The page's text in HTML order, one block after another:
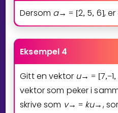
Dersom a→ = [2, 5, 6], er
Eksempel 4
Gitt en vektor u→ = [7,−1,
vektor som peker i
skrive som v→ = ku→ ,